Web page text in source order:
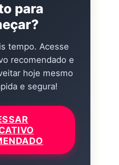
para
tempo. Acesse
recomendado e
hoje mesmo
e segura!